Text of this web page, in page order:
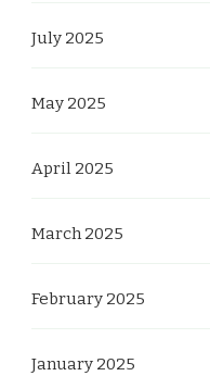
July 2025
May 2025
April 2025
March 2025
February 2025
January 2025